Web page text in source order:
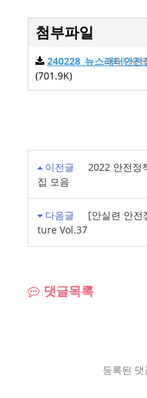
첨부파일
240228_뉴스레터안
(701.9K)
0회 다운
이전글
2022 안전정
집 모음
다음글
[안실련 안전
ture Vol.37
댓글목록
등록된